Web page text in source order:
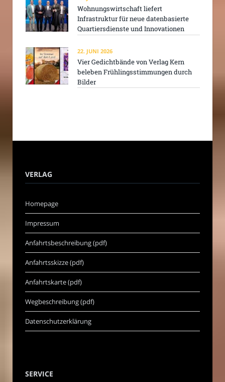
Wohnungswirtschaft liefert
Infrastruktur für neue datenbasierte
Quartiersdienste und Innovationen
22. JUNI 2026
Vier Gedichtbände von Verlag Kern
beleben Frühlingsstimmungen durch
Bilder
VERLAG
Homepage
Impressum
Anfahrtsbeschreibung (pdf)
Anfahrtsskizze (pdf)
Anfahrtskarte (pdf)
Wegbeschreibung (pdf)
Datenschutzerklärung
SERVICE